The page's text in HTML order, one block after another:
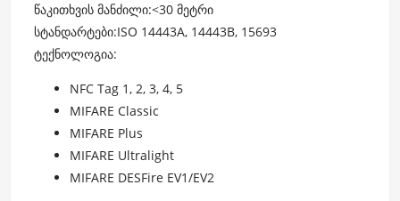
წაკითხვის მანძილი:<30 მეტრი
სტანდარტები:ISO 14443A, 14443B, 15693
ტექნოლოგია:
NFC Tag 1, 2, 3, 4, 5
MIFARE Classic
MIFARE Plus
MIFARE Ultralight
MIFARE DESFire EV1/EV2